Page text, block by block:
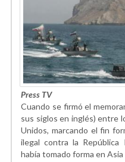
Press TV
Cuando se firmó el
sus siglos en inglés) entre
Unidos, marcando el fin
ilegal contra la República
había tomado forma en